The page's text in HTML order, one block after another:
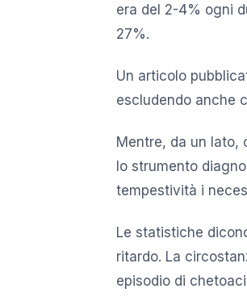
era del 2-4% ogni
27%.
Un articolo
escludendo anche
Mentre, da un lato,
lo strumento
tempestività i
Le statistiche
ritardo. La
episodio di